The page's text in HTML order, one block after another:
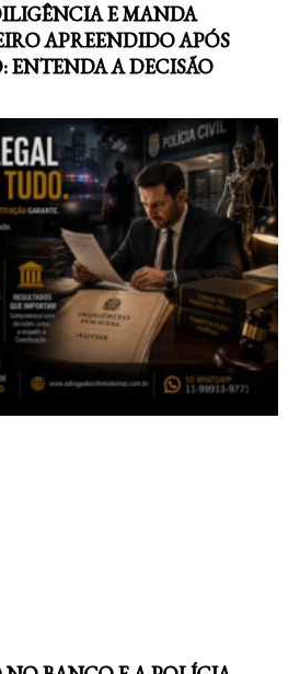
E MANDA
APREENDIDO APÓS
ENTENDA A DECISÃO